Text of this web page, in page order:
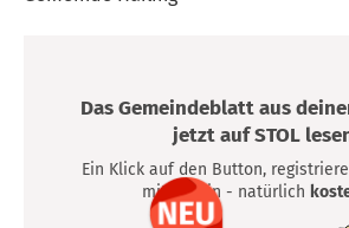
Das Gemeindeblatt aus
jetzt auf STOL
Ein Klick auf den Button,
mittendrin - natürlich